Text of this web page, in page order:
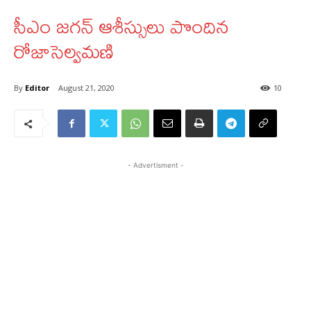
సీఎం జగన్‌ ఆశీస్సులు పొందిన
రోజాసెల్వమణి
By Editor August 21, 2020 10
- Advertisment -